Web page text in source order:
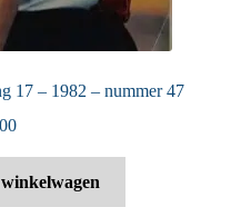
17 – 1982 – nummer 47